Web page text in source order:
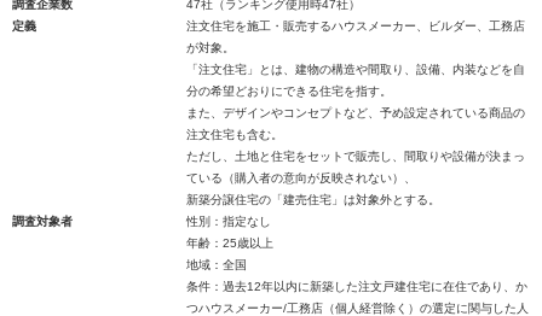
調査企業数
47社（ランキング使用時47社）
定義
注文住宅を施工・販売するハウスメーカー、ビルダー、工務店
が対象。
「注文住宅」とは、建物の構造や間取り、設備、内装などを自
分の希望どおりにできる住宅を指す。
また、デザインやコンセプトなど、予め設定されている商品の
注文住宅も含む。
ただし、土地と住宅をセットで販売し、間取りや設備が決まっ
ている（購入者の意向が反映されない）、
新築分譲住宅の「建売住宅」は対象外とする。
調査対象者
性別：指定なし
年齢：25歳以上
地域：全国
条件：過去12年以内に新築した注文戸建住宅に在住であり、か
つハウスメーカー/工務店（個人経営除く）の選定に関与した人